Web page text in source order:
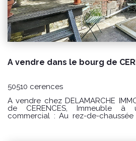
50510 cerences
A vendre chez DELAMARCHE IMMOBILIER,
de CERENCES, Immeuble
commercial : Au rez-de-chaussée : une grande pièce à